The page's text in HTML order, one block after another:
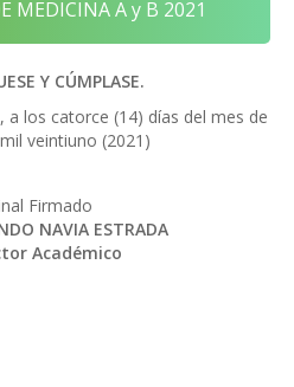
MEDICINA A y B 2021
Y CÚMPLASE.
a los catorce (14) días del mes de
veintiuno (2021)
Firmado
NAVIA ESTRADA
Académico